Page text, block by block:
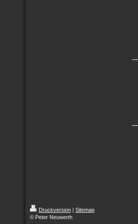
Druckversion | Sitemap
© Peter Neuwerth